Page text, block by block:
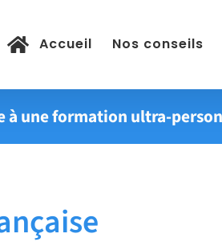
Accueil Nos conseils
à une formation ultra-